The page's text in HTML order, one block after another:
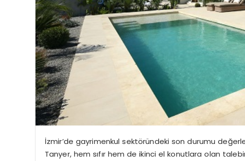
İzmir’de gayrimenkul sektöründeki son durumu
Tanyer, hem sıfır hem de ikinci el konutlara olan